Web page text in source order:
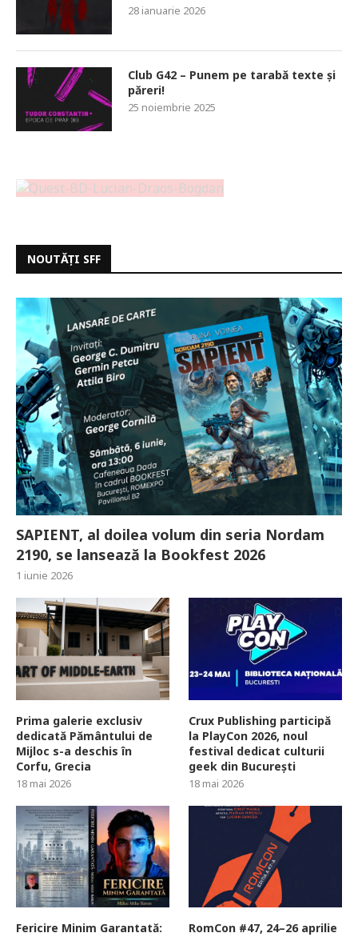
28 ianuarie 2026
Club G42 – Punem pe tarabă texte și
păreri!
25 noiembrie 2025
NOUTĂȚI SFF
SAPIENT, al doilea volum din seria Nordam
2190, se lansează la Bookfest 2026
1 iunie 2026
Prima galerie exclusiv
dedicată Pământului de
Mijloc s-a deschis în
Corfu, Grecia
18 mai 2026
Crux Publishing participă
la PlayCon 2026, noul
festival dedicat culturii
geek din București
18 mai 2026
Fericire Minim Garantată:
RomCon #47, 24–26 aprilie